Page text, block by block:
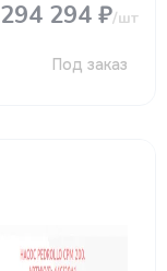
294 294 ₽/шт
Под заказ